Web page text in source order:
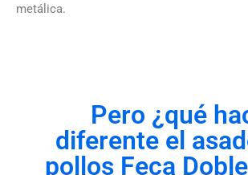
metálica.
Pero ¿qué
diferente el
pollos Feca